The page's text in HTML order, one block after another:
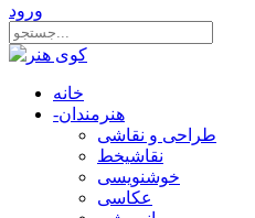
ورود
خانه
-هنرمندان
طراحی و نقاشی
نقاشیخط
خوشنویسی
عکاسی